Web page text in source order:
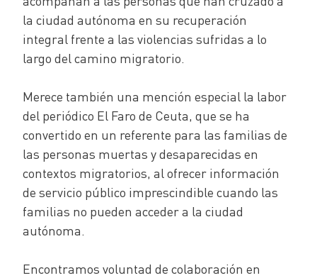
la ciudad autónoma en su recuperación
integral frente a las violencias sufridas a lo
largo del camino migratorio.
Merece también una mención especial la labor
del periódico El Faro de Ceuta, que se ha
convertido en un referente para las familias de
las personas muertas y desaparecidas en
contextos migratorios, al ofrecer información
de servicio público imprescindible cuando las
familias no pueden acceder a la ciudad
autónoma.
Encontramos voluntad de colaboración en